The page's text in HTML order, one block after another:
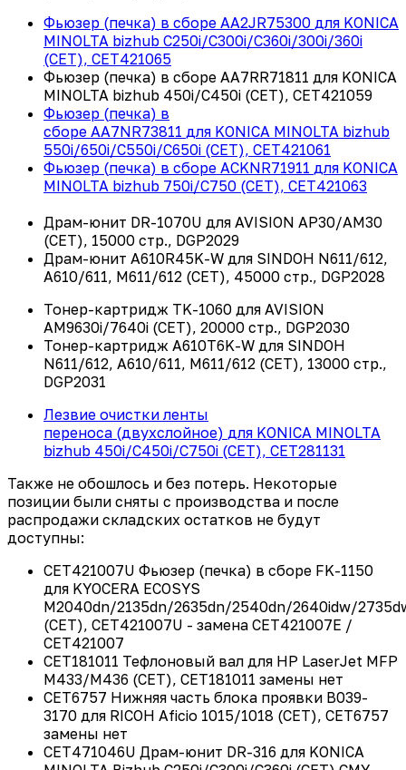
Фьюзер (печка) в сборе AA2JR75300 для KONICA
MINOLTA bizhub C250i/C300i/C360i/300i/360i
(CET), CET421065
Фьюзер (печка) в сборе AA7RR71811 для KONICA
MINOLTA bizhub 450i/C450i (CET), CET421059
Фьюзер (печка) в
сборе AA7NR73811 для KONICA MINOLTA bizhub
550i/650i/C550i/C650i (CET), CET421061
Фьюзер (печка) в сборе ACKNR71911 для KONICA
MINOLTA bizhub 750i/C750 (CET), CET421063
Драм-юнит DR-1070U для AVISION AP30/AM30
(CET), 15000 стр., DGP2029
Драм-юнит A610R45K-W для SINDOH N611/612,
A610/611, M611/612 (CET), 45000 стр., DGP2028
Тонер-картридж TK-1060 для AVISION
AM9630i/7640i (CET), 20000 стр., DGP2030
Тонер-картридж A610T6K-W для SINDOH
N611/612, A610/611, M611/612 (CET), 13000 стр.,
DGP2031
Лезвие очистки ленты
переноса (двухслойное) для KONICA MINOLTA
bizhub 450i/C450i/C750i (CET), CET281131
Также не обошлось и без потерь. Некоторые
позиции были сняты с производства и после
распродажи складских остатков не будут
доступны:
CET421007U Фьюзер (печка) в сборе FK-1150
для KYOCERA ECOSYS
M2040dn/2135dn/2635dn/2540dn/2640idw/
(CET), CET421007U - замена CET421007E /
CET421007
CET181011 Тефлоновый вал для HP LaserJet MFP
M433/M436 (CET), CET181011 замены нет
CET6757 Нижняя часть блока проявки B039-
3170 для RICOH Aficio 1015/1018 (CET), CET6757
замены нет
CET471046U Драм-юнит DR-316 для KONICA